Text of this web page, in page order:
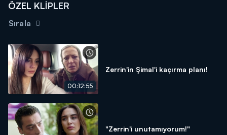
ÖZEL KLİPLER
Sırala
00:12:55
Zerrin'in Şimal'i kaçırma planı!
"Zerrin'i unutamıyorum!"